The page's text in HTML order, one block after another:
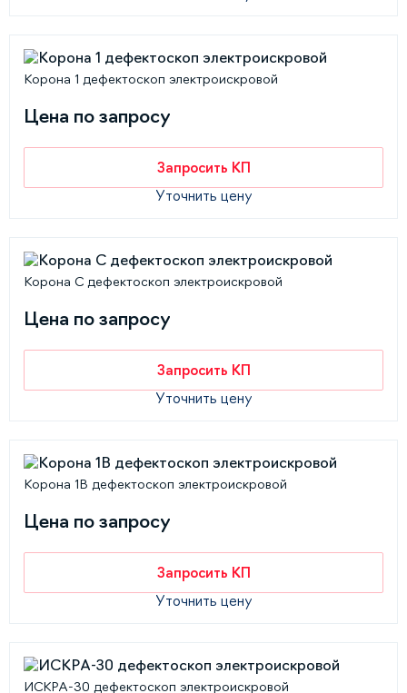
Корона 1 дефектоскоп электроискровой
Цена по запросу
Запросить КП
Уточнить цену
Корона С дефектоскоп электроискровой
Цена по запросу
Запросить КП
Уточнить цену
Корона 1В дефектоскоп электроискровой
Цена по запросу
Запросить КП
Уточнить цену
ИСКРА-30 дефектоскоп электроискровой